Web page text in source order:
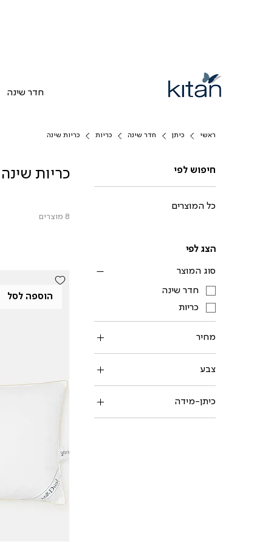
חדר שינה
ראשי כיתן חדר שינה כריות כריות שינה
חיפוש לפי
כל המוצרים
הצג לפי
סוג המוצר
חדר שינה
כריות
מחיר
צבע
כיתן-מידה
כרית שינה 40X60
כריות שינה
8 מוצרים
הוספה לסל